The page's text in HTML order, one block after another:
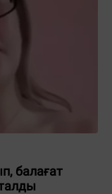
балағат